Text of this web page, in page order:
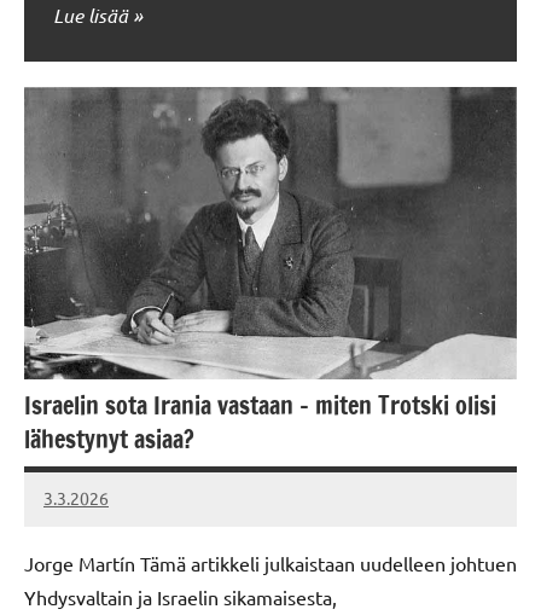
Lue lisää
Israelin sota Irania vastaan – miten Trotski olisi
lähestynyt asiaa?
3.3.2026
Vallankumous
Jorge Martín Tämä artikkeli julkaistaan uudelleen johtuen
Yhdysvaltain ja Israelin sikamaisesta,